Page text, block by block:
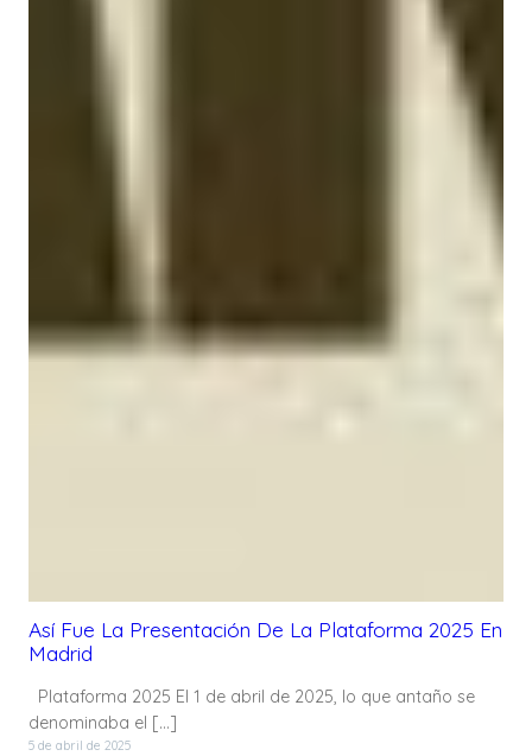
Así Fue La Presentación De La Plataforma 2025 En
Madrid
Plataforma 2025 El 1 de abril de 2025, lo que antaño se
denominaba el […]
5 de abril de 2025